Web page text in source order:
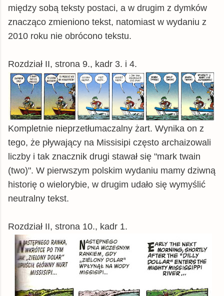
między sobą teksty postaci, a w drugim z dymków
znacząco zmieniono tekst, natomiast w wydaniu z
2010 roku nie obrócono tekstu.
Rozdział II, strona 9., kadr 3. i 4.
Kompletnie nieprzetłumaczalny żart. Wynika on z
tego, że pływający na Missisipi często archaizowali
liczby i tak znacznik drugi stawał się "mark twain
(two)". W pierwszym polskim wydaniu mamy dziwną
historię o wielorybie, w drugim udało się wymyślić
neutralny tekst.
Rozdział II, strona 10., kadr 1.